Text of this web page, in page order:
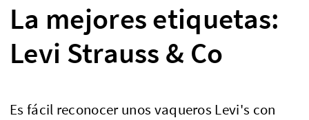
La mejores etiquetas:
Levi Strauss & Co
Es fácil reconocer unos vaqueros Levi's con